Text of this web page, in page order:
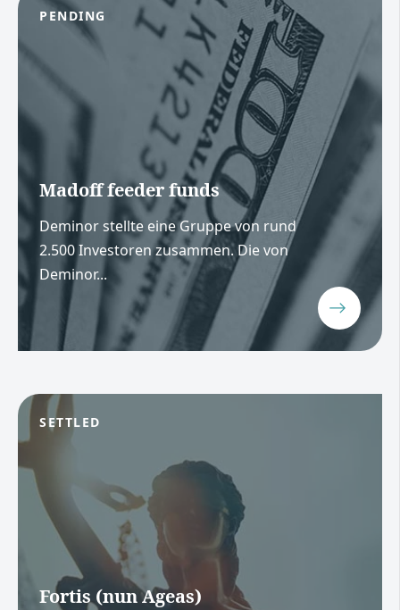
PENDING
Madoff feeder funds
Deminor stellte eine Gruppe von rund
2.500 Investoren zusammen. Die von
Deminor...
SETTLED
Fortis (nun Ageas)